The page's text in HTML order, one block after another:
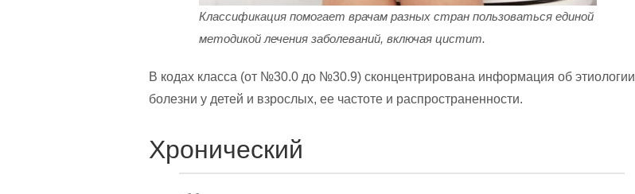
Классификация помогает врачам разных стран пользоваться единой
методикой лечения заболеваний, включая цистит.
В кодах класса (от №30.0 до №30.9) сконцентрирована информация об этиологии
болезни у детей и взрослых, ее частоте и распространенности.
Хронический